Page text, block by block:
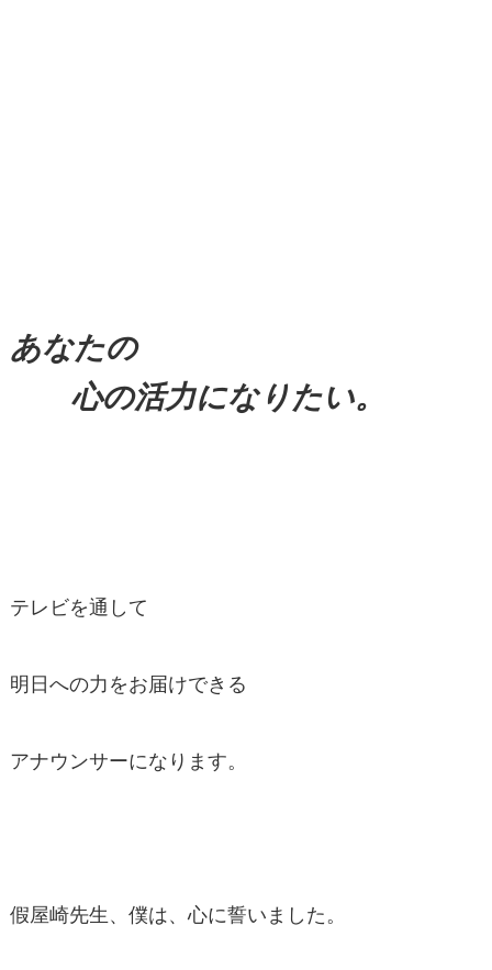
あなたの
心の活力になりたい。
テレビを通して
明日への力をお届けできる
アナウンサーになります。
假屋崎先生、僕は、心に誓いました。